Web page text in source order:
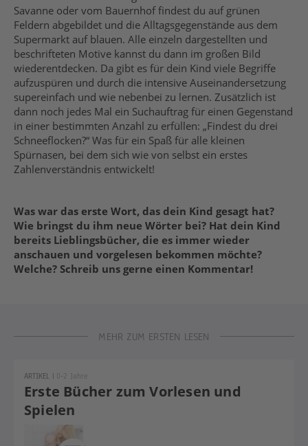
Savanne oder vom Bauernhof findest du auf grünen
Feldern abgebildet und die Alltagsgegenstände aus dem
Supermarkt auf blauen. Alle einzeln dargestellten und
beschrifteten Motive kannst du dann im großen Bild
wiederentdecken. Da gibt es für dein Kind viele Begriffe
aufzuspüren und durch die intensive Auseinandersetzung
supereinfach und wie nebenbei zu lernen. Zusätzlich ist
dann noch jedes Mal ein Suchauftrag für einen Gegenstand
in einer bestimmten Anzahl zu erfüllen: „Findest du drei
Schneeflocken?“ Was für ein Spaß für alle kleinen
Spürnasen, bei dem sich wie von selbst ein erstes
Zahlenverständnis entwickelt!
Was war das erste Wort, das dein Kind gesagt hat?
Wie bringst du ihm neue Wörter bei? Hat dein Kind
bereits Lieblingsbücher, die es immer wieder
anschauen und vorgelesen bekommen möchte?
Welche? Schreib uns gerne einen Kommentar!
MEHR ZUM ERSTEN LESEN
Erste Bücher zum Vorlesen und
Spielen
ARTIKEL | 0-2 Jahre